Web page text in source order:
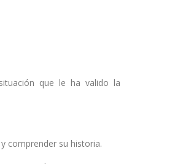
que le ha valido la
comprender su historia.